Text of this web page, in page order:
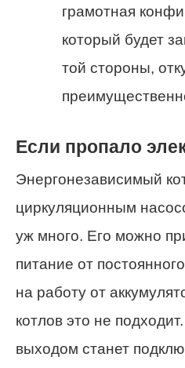
грамотная
который будет
той стороны,
Если пропало
Энергонезависимый
циркуляционным
уж много. Его можно
питание от
на работу от
котлов это не
выходом станет